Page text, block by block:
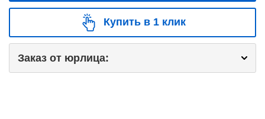
Купить в 1 клик
Заказ от юрлица: